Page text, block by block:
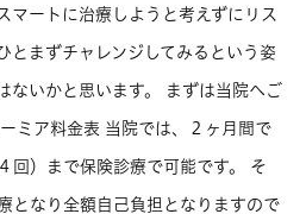
マートに治療しようと考えずにリス
とまずチャレンジしてみるという姿
ないかと思います。 まずは当院へご
ミア料金表 当院では、２ヶ月間で
回）まで保険診療で可能です。 そ
となり全額自己負担となりますので